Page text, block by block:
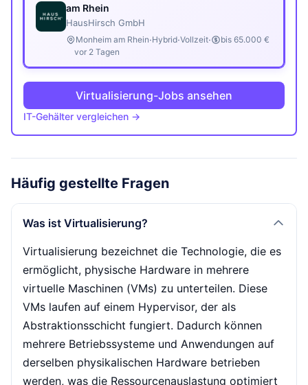
am Rhein
HausHirsch GmbH
Monheim am Rhein·Hybrid·Vollzeit·
bis 65.000 €
vor 2 Tagen
Virtualisierung-Jobs ansehen
IT-Gehälter vergleichen →
Häufig gestellte Fragen
Was ist Virtualisierung?
Virtualisierung bezeichnet die Technologie, die es
ermöglicht, physische Hardware in mehrere
virtuelle Maschinen (VMs) zu unterteilen. Diese
VMs laufen auf einem Hypervisor, der als
Abstraktionsschicht fungiert. Dadurch können
mehrere Betriebssysteme und Anwendungen auf
derselben physikalischen Hardware betrieben
werden, was die Ressourcenauslastung optimiert